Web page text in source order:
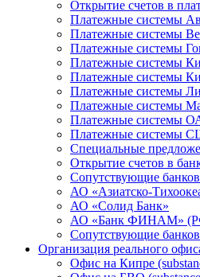
Открытие счетов в
Платежные системы
Платежные системы
Платежные системы
Платежные системы
Платежные системы
Платежные системы
Платежные системы
Платежные системы
Платежные системы
Специальные
Открытие счетов в
Сопутствующие
АО «Азиатско-
АО «Солид Банк»
АО «Банк ФИНАМ»
Сопутствующие
Организация реального
Офис на Кипре